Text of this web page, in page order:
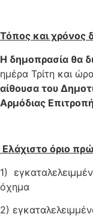
Τόπος και χρόνος
Η δημοπρασία θα
ημέρα Τρίτη και
αίθουσα του
Αρμόδιας
Ελάχιστο όριο
1)
όχημα
2)